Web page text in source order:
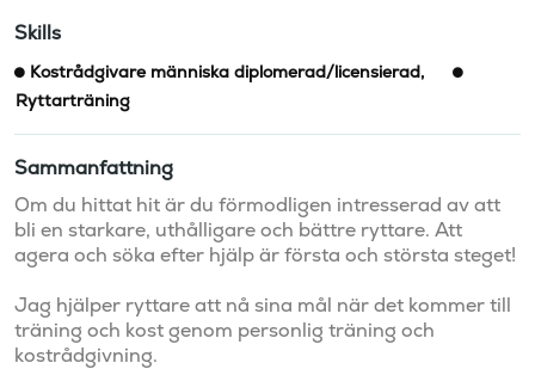
Skills
Kostrådgivare människa diplomerad/licensierad,
Ryttarträning
Sammanfattning
Om du hittat hit är du förmodligen intresserad av att
bli en starkare, uthålligare och bättre ryttare. Att
agera och söka efter hjälp är första och största steget!
Jag hjälper ryttare att nå sina mål när det kommer till
träning och kost genom personlig träning och
kostrådgivning.